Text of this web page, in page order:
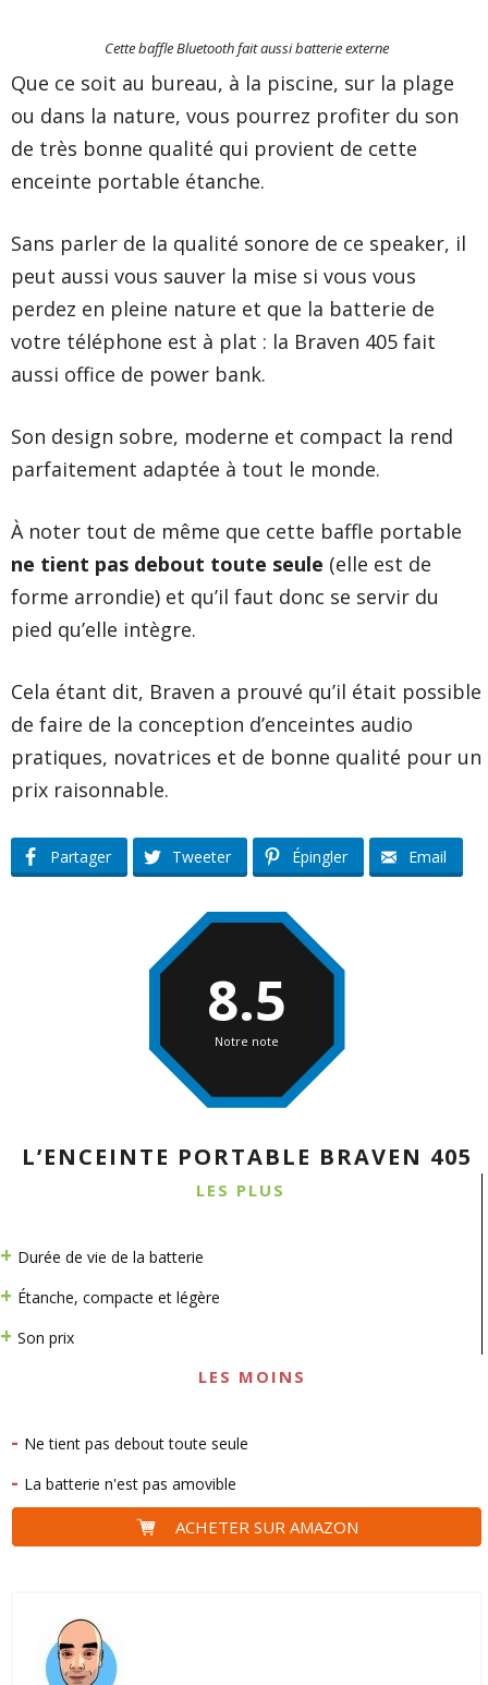
Cette baffle Bluetooth fait aussi batterie externe
Que ce soit au bureau, à la piscine, sur la plage
ou dans la nature, vous pourrez profiter du son
de très bonne qualité qui provient de cette
enceinte portable étanche.
Sans parler de la qualité sonore de ce speaker, il
peut aussi vous sauver la mise si vous vous
perdez en pleine nature et que la batterie de
votre téléphone est à plat : la Braven 405 fait
aussi office de power bank.
Son design sobre, moderne et compact la rend
parfaitement adaptée à tout le monde.
À noter tout de même que cette baffle portable
ne tient pas debout toute seule (elle est de
forme arrondie) et qu’il faut donc se servir du
pied qu’elle intègre.
Cela étant dit, Braven a prouvé qu’il était possible
de faire de la conception d’enceintes audio
pratiques, novatrices et de bonne qualité pour un
prix raisonnable.
Partager Tweeter Épingler Email
8.5
Notre note
L’ENCEINTE PORTABLE BRAVEN 405
LES PLUS
Durée de vie de la batterie
Étanche, compacte et légère
Son prix
LES MOINS
Ne tient pas debout toute seule
La batterie n'est pas amovible
ACHETER SUR AMAZON